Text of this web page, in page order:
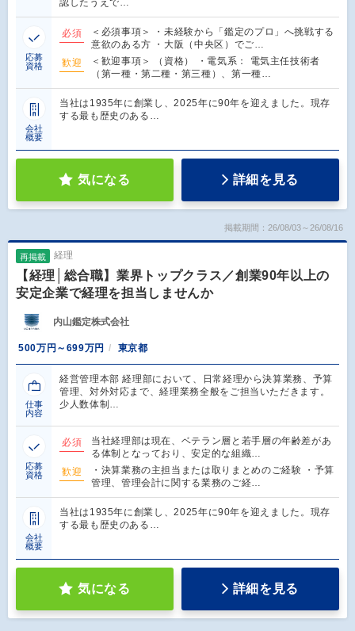
認したうえで…
応募
資格
必須
＜必須事項＞ ・未経験から「鑑定のプロ」へ挑戦する
意欲のある方 ・大阪（中央区）でご…
歓迎
＜歓迎事項＞ （資格） ・電気系： 電気主任技術者
（第一種・第二種・第三種）、第一種…
会社
概要
当社は1935年に創業し、2025年に90年を迎えました。現存
する最も歴史のある…
気になる 詳細を見る
掲載期間：26/08/03～26/08/16
再掲載 経理
【経理│総合職】業界トップクラス／創業90年以上の
安定企業で経理を担当しませんか
内山鑑定株式会社
500万円～699万円 東京都
仕事
内容
経営管理本部 経理部において、日常経理から決算業務、予算
管理、対外対応まで、経理業務全般をご担当いただきます。
少人数体制…
応募
資格
必須
当社経理部は現在、ベテラン層と若手層の年齢差があ
る体制となっており、安定的な組織…
歓迎
・決算業務の主担当または取りまとめのご経験 ・予算
管理、管理会計に関する業務のご経…
会社
概要
当社は1935年に創業し、2025年に90年を迎えました。現存
する最も歴史のある…
気になる 詳細を見る